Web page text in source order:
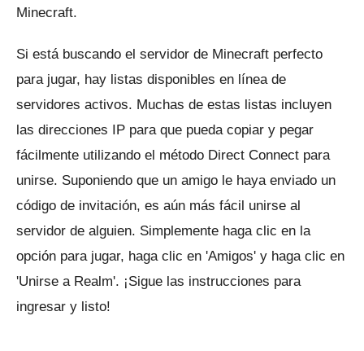
Minecraft.
Si está buscando el servidor de Minecraft perfecto
para jugar, hay listas disponibles en línea de
servidores activos. Muchas de estas listas incluyen
las direcciones IP para que pueda copiar y pegar
fácilmente utilizando el método Direct Connect para
unirse. Suponiendo que un amigo le haya enviado un
código de invitación, es aún más fácil unirse al
servidor de alguien. Simplemente haga clic en la
opción para jugar, haga clic en 'Amigos' y haga clic en
'Unirse a Realm'. ¡Sigue las instrucciones para
ingresar y listo!